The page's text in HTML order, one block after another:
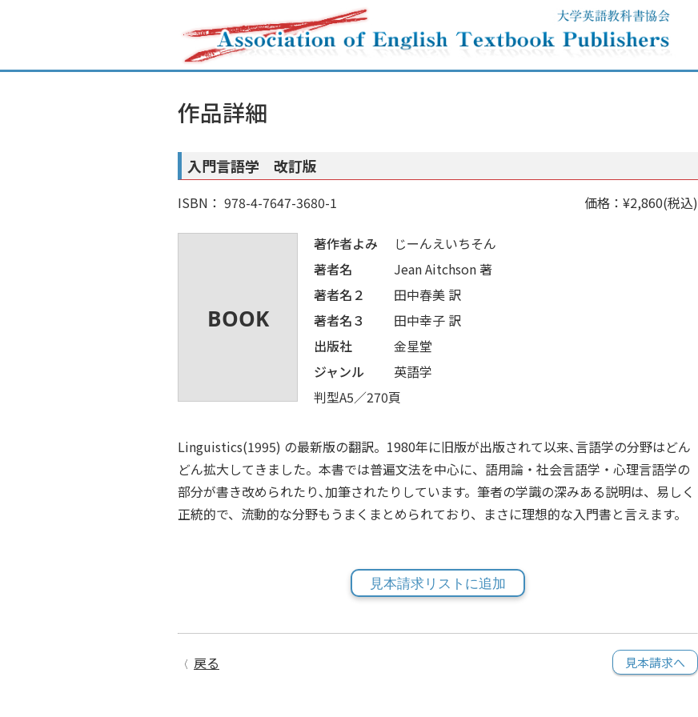
作品詳細
入門言語学 改訂版
ISBN： 978-4-7647-3680-1 価格：¥2,860(税込)
著作者よみ
じーんえいちそん
著者名
Jean Aitchson 著
著者名２
田中春美 訳
著者名３
田中幸子 訳
出版社
金星堂
ジャンル
英語学
判型A5／270頁
Linguistics(1995) の最新版の翻訳。1980年に旧版が出版されて以来､言語学の分野はどん
どん拡大してきました。本書では普遍文法を中心に、語用論・社会言語学・心理言語学の
部分が書き改められたり､加筆されたりしています。筆者の学識の深みある説明は、易しく
正統的で、流動的な分野もうまくまとめられており、まさに理想的な入門書と言えます。
見本請求リストに追加
戻る 見本請求へ